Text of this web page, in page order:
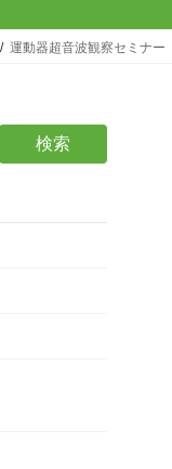
運動器超音波観察セミナー